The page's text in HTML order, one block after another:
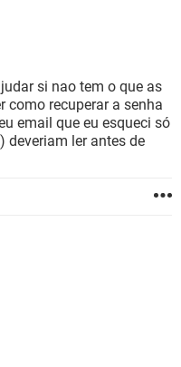
si nao tem o que as
como recuperar a senha
email que eu esqueci só
deveriam ler antes de